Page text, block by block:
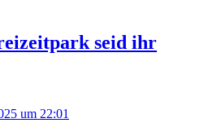
seid ihr
um 22:01